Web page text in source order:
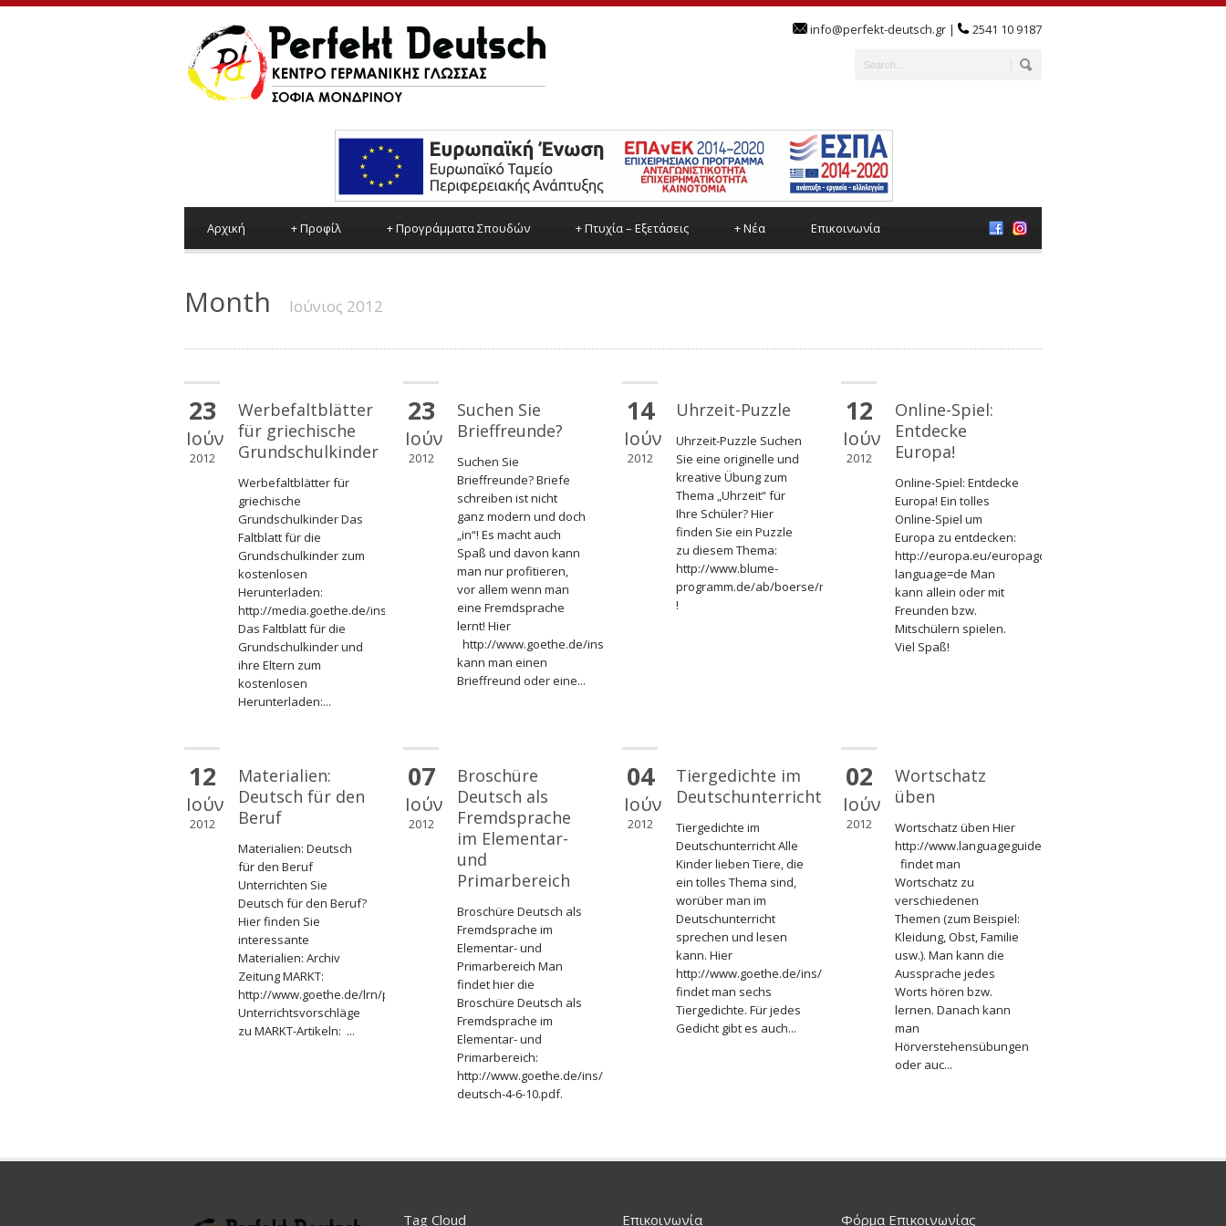
info@perfekt-deutsch.gr | 2541 10 9187
Αρχική Προφίλ
+ Πρoγράμματα Σπουδών
+ Πτυχία – Εξετάσεις
+ Νέα
+ Επικοινωνία
Month Ιούνιος 2012
23
Ιούν
2012
Werbefaltblätter
für griechische
Grundschulkinder
Werbefaltblätter für
griechische
Grundschulkinder Das
Faltblatt für die
Grundschulkinder zum
kostenlosen
Herunterladen:
http://media.goethe.de/ins/gr/ath/Grundschulflyer.pdf
Das Faltblatt für die
Grundschulkinder und
ihre Eltern zum
kostenlosen
Herunterladen:...
23
Ιούν
2012
Suchen Sie
Brieffreunde?
Suchen Sie
Brieffreunde? Briefe
schreiben ist nicht
ganz modern und doch
„in“! Es macht auch
Spaß und davon kann
man nur profitieren,
vor allem wenn man
eine Fremdsprache
lernt! Hier
http://www.goethe.de/ins/de/prj/brf/deindex.htm
kann man einen
Brieffreund oder eine...
14
Ιούν
2012
Uhrzeit-Puzzle
Uhrzeit-Puzzle Suchen
Sie eine originelle und
kreative Übung zum
Thema „Uhrzeit“ für
Ihre Schüler? Hier
finden Sie ein Puzzle
zu diesem Thema:
http://www.blume-
programm.de/ab/boerse/mar_2012/puzzles/deutsch/uhrzeiten_01.pdf
!
12
Ιούν
2012
Online-Spiel:
Entdecke
Europa!
Online-Spiel: Entdecke
Europa! Ein tolles
Online-Spiel um
Europa zu entdecken:
http://europa.eu/europago/explore/init.jsp?
language=de Man
kann allein oder mit
Freunden bzw.
Mitschülern spielen.
Viel Spaß!
12
Ιούν
2012
Materialien:
Deutsch für den
Beruf
Materialien: Deutsch
für den Beruf
Unterrichten Sie
Deutsch für den Beruf?
Hier finden Sie
interessante
Materialien: Archiv
Zeitung MARKT:
http://www.goethe.de/lrn/prj/mol/mpr/fra/deindex.htm
Unterrichtsvorschläge
zu MARKT-Artikeln: ...
07
Ιούν
2012
Broschüre
Deutsch als
Fremdsprache
im Elementar-
und
Primarbereich
Broschüre Deutsch als
Fremdsprache im
Elementar- und
Primarbereich Man
findet hier die
Broschüre Deutsch als
Fremdsprache im
Elementar- und
Primarbereich:
http://www.goethe.de/ins/si/lju/pro/materialien/fr-
deutsch-4-6-10.pdf.
04
Ιούν
2012
Tiergedichte im
Deutschunterricht
Tiergedichte im
Deutschunterricht Alle
Kinder lieben Tiere, die
ein tolles Thema sind,
worüber man im
Deutschunterricht
sprechen und lesen
kann. Hier
http://www.goethe.de/ins/sk/bra/lhr/mat/tgu/zme/deindex.htm
findet man sechs
Tiergedichte. Für jedes
Gedicht gibt es auch...
02
Ιούν
2012
Wortschatz
üben
Wortschatz üben Hier
http://www.languageguide.org/german/vocabulary/
findet man
Wortschatz zu
verschiedenen
Themen (zum Beispiel:
Kleidung, Obst, Familie
usw.). Man kann die
Aussprache jedes
Worts hören bzw.
lernen. Danach kann
man
Hörverstehensübungen
oder auc...
Tag Cloud Επικοινωνία Φόρμα Επικοινωνίας